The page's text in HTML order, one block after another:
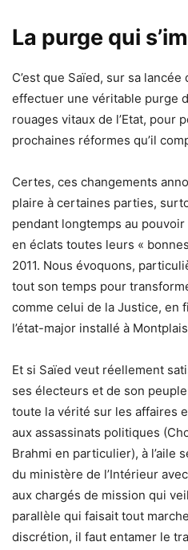
La purge qui
C’est que Saïed, sur sa
effectuer une véritable purge
rouages vitaux de l’Etat, pour
prochaines réformes qu’il
Certes, ces changements
plaire à certaines parties,
pendant longtemps au
en éclats toutes leurs «
2011. Nous évoquons,
tout son temps pour
comme celui de la Justice, en
l’état-major installé à
Et si Saïed veut réellement
ses électeurs et de son
toute la vérité sur les affaires
aux assassinats politiques
Brahmi en particulier), à l’aile
du ministère de l’Intérieur
aux chargés de mission qui
parallèle qui faisait tout
discrétion, il faut entamer le